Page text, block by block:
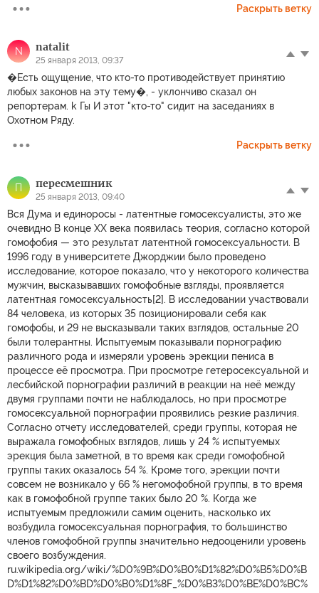
Раскрыть ветку
N natalit
25 января 2013, 09:37
�Есть ощущение, что кто-то противодействует принятию
любых законов на эту тему�, - уклончиво сказал он
репортерам. k Гы И этот "кто-то" сидит на заседаниях в
Охотном Ряду.
Раскрыть ветку
П пeресмeшник
25 января 2013, 09:40
Вся Дума и единоросы - латентные гомосексуалисты, это же
очевидно В конце XX века появилась теория, согласно которой
гомофобия — это результат латентной гомосексуальности. В
1996 году в университете Джорджии было проведено
исследование, которое показало, что у некоторого количества
мужчин, высказывавших гомофобные взгляды, проявляется
латентная гомосексуальность[2]. В исследовании участвовали
84 человека, из которых 35 позиционировали себя как
гомофобы, и 29 не высказывали таких взглядов, остальные 20
были толерантны. Испытуемым показывали порнографию
различного рода и измеряли уровень эрекции пениса в
процессе её просмотра. При просмотре гетеросексуальной и
лесбийской порнографии различий в реакции на неё между
двумя группами почти не наблюдалось, но при просмотре
гомосексуальной порнографии проявились резкие различия.
Согласно отчету исследователей, среди группы, которая не
выражала гомофобных взглядов, лишь у 24 % испытуемых
эрекция была заметной, в то время как среди гомофобной
группы таких оказалось 54 %. Кроме того, эрекции почти
совсем не возникало у 66 % негомофобной группы, в то время
как в гомофобной группе таких было 20 %. Когда же
испытуемым предложили самим оценить, насколько их
возбудила гомосексуальная порнография, то большинство
членов гомофобной группы значительно недооценили уровень
своего возбуждения.
ru.wikipedia.org/wiki/%D0%9B%D0%B0%D1%82%D0%B5%D0%B
D%D1%82%D0%BD%D0%B0%D1%8F_%D0%B3%D0%BE%D0%BC%